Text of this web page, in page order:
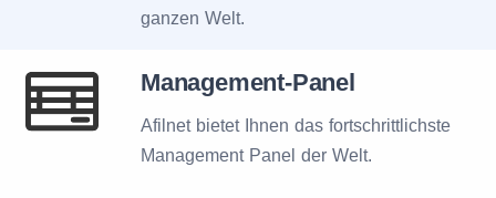
ganzen Welt.
Management-Panel
Afilnet bietet Ihnen das fortschrittlichste
Management Panel der Welt.